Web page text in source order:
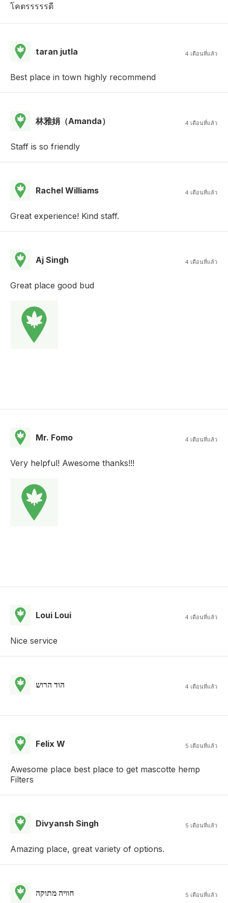
โคตรรรรรดี
taran jutla 4 เดือนที่แล้ว
Best place in town highly recommend
林雅娟（Amanda） 4 เดือนที่แล้ว
Staff is so friendly
Rachel Williams 4 เดือนที่แล้ว
Great experience! Kind staff.
Aj Singh 4 เดือนที่แล้ว
Great place good bud
Mr. Fomo 4 เดือนที่แล้ว
Very helpful! Awesome thanks!!!
Loui Loui 4 เดือนที่แล้ว
Nice service
הוד הרוש 4 เดือนที่แล้ว
Felix W 5 เดือนที่แล้ว
Awesome place best place to get mascotte hemp
Filters
Divyansh Singh 5 เดือนที่แล้ว
Amazing place, great variety of options.
חוויה מתוקה 5 เดือนที่แล้ว